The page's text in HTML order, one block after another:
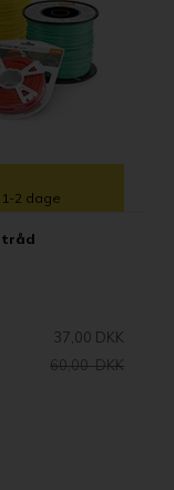
2 dage
37,00 DKK
60,00 DKK